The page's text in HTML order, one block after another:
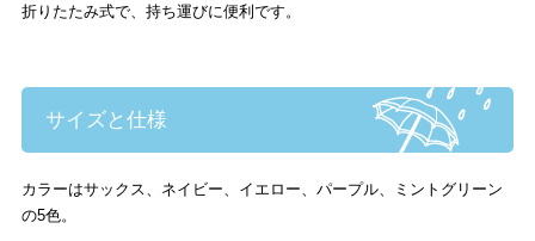
折りたたみ式で、持ち運びに便利です。
サイズと仕様
カラーはサックス、ネイビー、イエロー、パープル、ミントグリーン
の5色。